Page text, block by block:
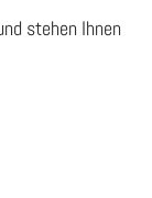
stehen Ihnen